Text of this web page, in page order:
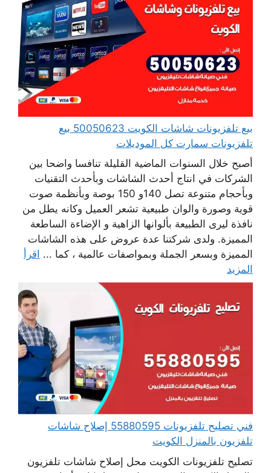
بيع تلفزيونات شاشات الكويت 50050623 بيع
تلفزيونات سمارت كل الموديلات
أصبح خلال السنوات الماضية القليلة تنافسا واضحا بين
الشركات في انتاج أحدث الشاشات وبأحدث التقنيات
وبأحجام متنوعة تصل 140و 150 بوصة وبأنظمة صوت
قوية وصورة والوان طبيعية تشعر العميل وكانه يطل من
نافذة ليرى الطبيعة بألوانها الزاهية و الإضاءة الساطعة
المميزة. ولدى شركتنا عدة عروض على هذه الشاشات
المميزة وبسعر الجملة وبمواصفات عالمية ، كما ... اقرأ
المزيد
فني تصليح تلفزيونات 55880595 إصلاح شاشات
تلفزيون بالمنزل الكويت
تصليح تلفزيونات الكويت محل إصلاح شاشات تلفزيون